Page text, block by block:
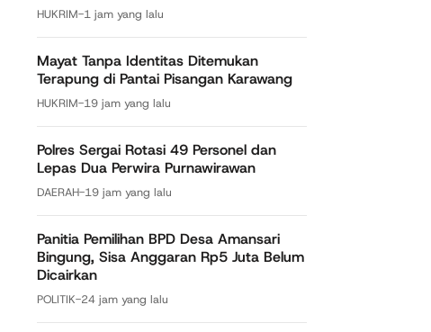
HUKRIM-1 jam yang lalu
Mayat Tanpa Identitas Ditemukan
Terapung di Pantai Pisangan Karawang
HUKRIM-19 jam yang lalu
Polres Sergai Rotasi 49 Personel dan
Lepas Dua Perwira Purnawirawan
DAERAH-19 jam yang lalu
Panitia Pemilihan BPD Desa Amansari
Bingung, Sisa Anggaran Rp5 Juta Belum
Dicairkan
POLITIK-24 jam yang lalu